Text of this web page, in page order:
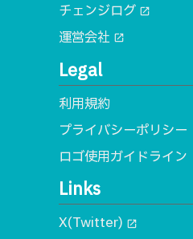
チェンジログ open_in_new
運営会社 open_in_new
Legal
利用規約
プライバシーポリシー
ロゴ使用ガイドライン
Links
X(Twitter) open_in_new